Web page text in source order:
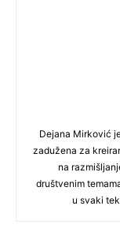
Dejana Mirković
zadužena za
na
društvenim
u svaki